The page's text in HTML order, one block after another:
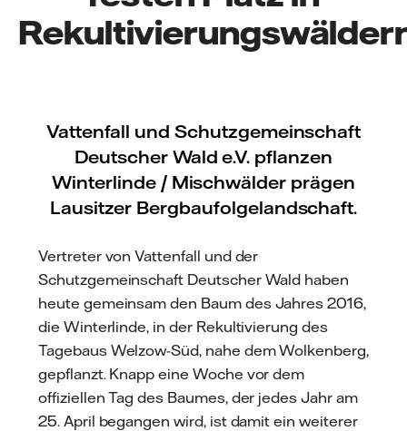
Vattenfall und Schutzgemeinschaft
Deutscher Wald e.V. pflanzen
Winterlinde / Mischwälder prägen
Lausitzer Bergbaufolgelandschaft.
Vertreter von Vattenfall und der
Schutzgemeinschaft Deutscher Wald haben
heute gemeinsam den Baum des Jahres 2016,
die Winterlinde, in der Rekultivierung des
Tagebaus Welzow-Süd, nahe dem Wolkenberg,
gepflanzt. Knapp eine Woche vor dem
offiziellen Tag des Baumes, der jedes Jahr am
25. April begangen wird, ist damit ein weiterer